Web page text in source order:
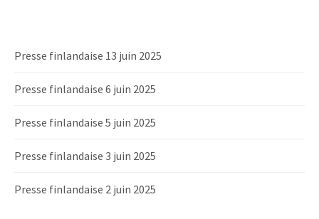
Presse finlandaise 13 juin 2025
Presse finlandaise 6 juin 2025
Presse finlandaise 5 juin 2025
Presse finlandaise 3 juin 2025
Presse finlandaise 2 juin 2025